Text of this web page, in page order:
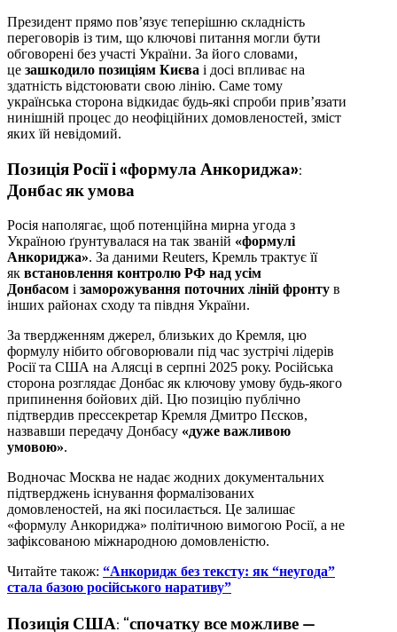
Президент прямо пов’язує теперішню складність
переговорів із тим, що ключові питання могли бути
обговорені без участі України. За його словами,
це зашкодило позиціям Києва і досі впливає на
здатність відстоювати свою лінію. Саме тому
українська сторона відкидає будь-які спроби прив’язати
нинішній процес до неофіційних домовленостей, зміст
яких їй невідомий.
Позиція Росії і «формула Анкориджа»:
Донбас як умова
Росія наполягає, щоб потенційна мирна угода з
Україною ґрунтувалася на так званій «формулі
Анкориджа». За даними Reuters, Кремль трактує її
як встановлення контролю РФ над усім
Донбасом і заморожування поточних ліній фронту в
інших районах сходу та півдня України.
За твердженням джерел, близьких до Кремля, цю
формулу нібито обговорювали під час зустрічі лідерів
Росії та США на Алясці в серпні 2025 року. Російська
сторона розглядає Донбас як ключову умову будь-якого
припинення бойових дій. Цю позицію публічно
підтвердив прессекретар Кремля Дмитро Пєсков,
назвавши передачу Донбасу «дуже важливою
умовою».
Водночас Москва не надає жодних документальних
підтверджень існування формалізованих
домовленостей, на які посилається. Це залишає
«формулу Анкориджа» політичною вимогою Росії, а не
зафіксованою міжнародною домовленістю.
Читайте також: “Анкоридж без тексту: як “неугода”
стала базою російського наративу”
Позиція США: “спочатку все можливе —